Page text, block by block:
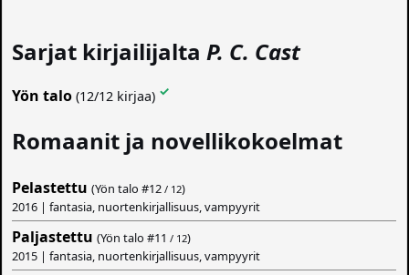
Sarjat kirjailijaltaP. C. Cast
Yön talo (12/12 kirjaa) ✓
Romaanit ja novellikokoelmat
Pelastettu (Yön talo #12 / 12)
2016 | fantasia, nuortenkirjallisuus, vampyyrit
Paljastettu (Yön talo #11 / 12)
2015 | fantasia, nuortenkirjallisuus, vampyyrit